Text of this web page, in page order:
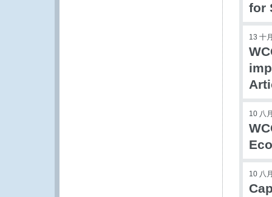
for
13 十
10 八
10 八